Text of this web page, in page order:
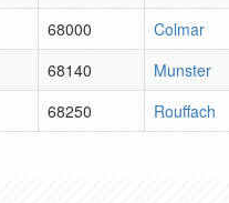
68000 Colmar
68140 Munster
68250 Rouffach